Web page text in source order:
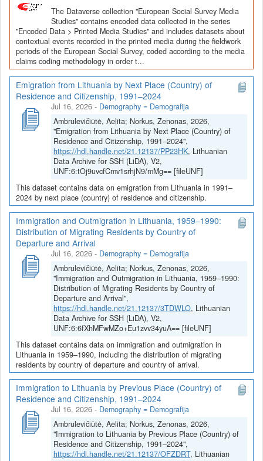
The Dataverse collection "European Social Survey Media
Studies" contains encoded data collected in the series
"Encoded Data > Printed Media Studies" and includes datasets about
contextual events recorded in the printed media during the fieldwork
periods of the European Social Survey, coded according to the media
claims coding methodology in order t...
Emigration from Lithuania by Next Place (Country) of
Residence and Citizenship, 1991–2024
Jul 16, 2026 - Demography = Demografija
Ambrulevičiūtė, Aelita; Norkus, Zenonas, 2026,
"Emigration from Lithuania by Next Place (Country) of
Residence and Citizenship, 1991–2024",
https://hdl.handle.net/21.12137/PP23HK, Lithuanian
Data Archive for SSH (LiDA), V2,
UNF:6:tOj9uvcfCmv1srhjN9/mMg== [fileUNF]
This dataset contains data on emigration from Lithuania in 1991–
2024 by next place (country) of residence and citizenship.
Immigration and Outmigration in Lithuania, 1959–1990:
Distribution of Migrating Residents by Country of
Departure and Arrival
Jul 16, 2026 - Demography = Demografija
Ambrulevičiūtė, Aelita; Norkus, Zenonas, 2026,
"Immigration and Outmigration in Lithuania, 1959–1990:
Distribution of Migrating Residents by Country of
Departure and Arrival",
https://hdl.handle.net/21.12137/3TDWLO, Lithuanian
Data Archive for SSH (LiDA), V2,
UNF:6:6fXhMFwMZo+Eu1zvv34yuA== [fileUNF]
This dataset contains data on immigration and outmigration in
Lithuania in 1959–1990, including the distribution of migrating
residents by country of departure and country of arrival.
Immigration to Lithuania by Previous Place (Country) of
Residence and Citizenship, 1991–2024
Jul 16, 2026 - Demography = Demografija
Ambrulevičiūtė, Aelita; Norkus, Zenonas, 2026,
"Immigration to Lithuania by Previous Place (Country) of
Residence and Citizenship, 1991–2024",
https://hdl.handle.net/21.12137/OFZDRT, Lithuanian